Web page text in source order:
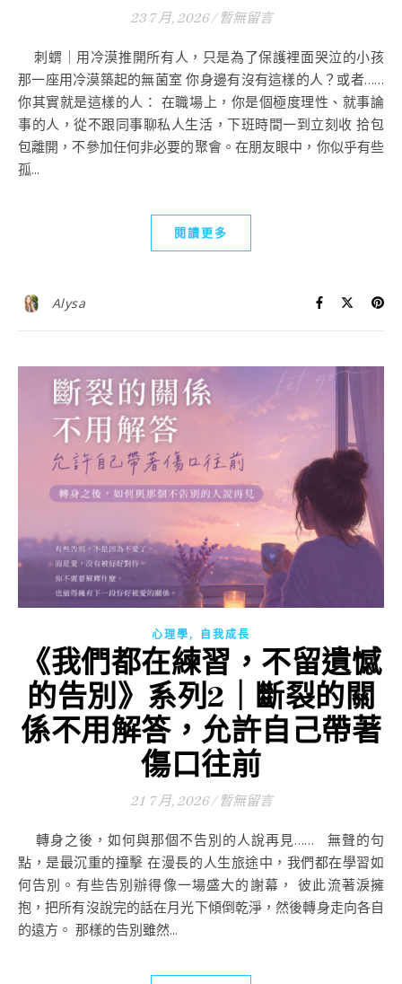
23 7 月, 2026 / 暫無留言
刺蝟｜用冷漠推開所有人，只是為了保護裡面哭泣的小孩
那一座用冷漠築起的無菌室 你身邊有沒有這樣的人？或者……
你其實就是這樣的人： 在職場上，你是個極度理性、就事論
事的人，從不跟同事聊私人生活，下班時間一到立刻收 拾包
包離開，不參加任何非必要的聚會。在朋友眼中，你似乎有些
孤...
閱讀更多
Alysa
心理學, 自我成長
《我們都在練習，不留遺憾
的告別》系列2｜斷裂的關
係不用解答，允許自己帶著
傷口往前
21 7 月, 2026 / 暫無留言
轉身之後，如何與那個不告別的人說再見…… 無聲的句
點，是最沉重的撞擊 在漫長的人生旅途中，我們都在學習如
何告別。有些告別辦得像一場盛大的謝幕， 彼此流著淚擁
抱，把所有沒說完的話在月光下傾倒乾淨，然後轉身走向各自
的遠方。 那樣的告別雖然...